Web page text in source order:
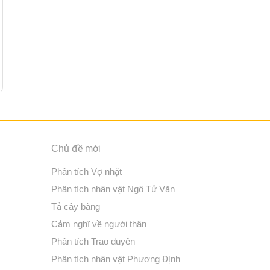
Chủ đề mới
Phân tích Vợ nhặt
Phân tích nhân vật Ngô Tử Văn
Tả cây bàng
Cảm nghĩ về người thân
Phân tích Trao duyên
Phân tích nhân vật Phương Định